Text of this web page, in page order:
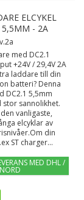
ELCYKEL
5,5MM - 2A
med DC2.1
+24V / 29,4V 2A
laddare till din
batteri? Denna
DC2.1 5,5mm
stor sannolikhet.
vanligaste,
elcyklar av
din
ST charger...
MED DHL /